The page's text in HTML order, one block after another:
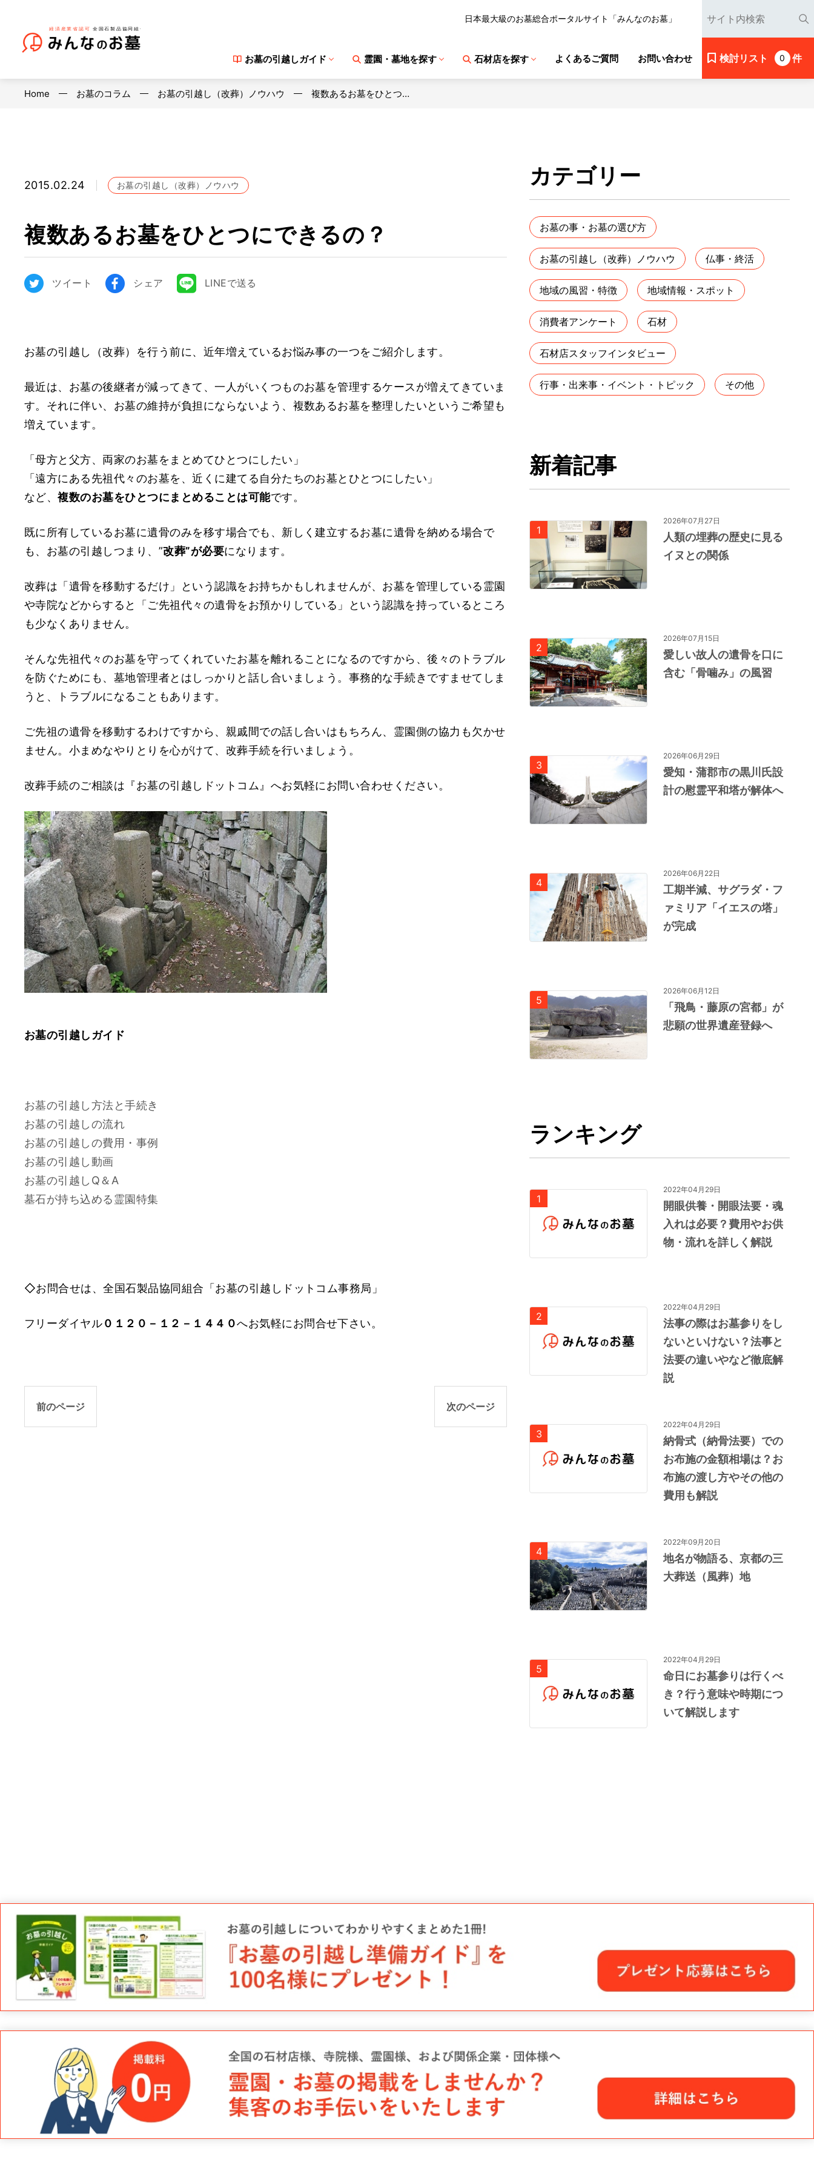
日本最大級のお墓総合ポータルサイト「みんなのお墓」
お墓の引越しガイド 霊園・墓地を探す 石材店を探す よくあるご質問 お問い合わせ 検討リスト 0 件
Home お墓のコラム お墓の引越し（改葬）ノウハウ 複数あるお墓をひとつ…
2015.02.24 お墓の引越し（改葬）ノウハウ
複数あるお墓をひとつにできるの？
ツイート シェア LINEで送る
お墓の引越し（改葬）を行う前に、近年増えているお悩み事の一つをご紹介します。
最近は、お墓の後継者が減ってきて、一人がいくつものお墓を管理するケースが増えてきていま
す。それに伴い、お墓の維持が負担にならないよう、複数あるお墓を整理したいというご希望も
増えています。
「母方と父方、両家のお墓をまとめてひとつにしたい」
「遠方にある先祖代々のお墓を、近くに建てる自分たちのお墓とひとつにしたい」
など、複数のお墓をひとつにまとめることは可能です。
既に所有しているお墓に遺骨のみを移す場合でも、新しく建立するお墓に遺骨を納める場合で
も、お墓の引越しつまり、”改葬”が必要になります。
改葬は「遺骨を移動するだけ」という認識をお持ちかもしれませんが、お墓を管理している霊園
や寺院などからすると「ご先祖代々の遺骨をお預かりしている」という認識を持っているところ
も少なくありません。
そんな先祖代々のお墓を守ってくれていたお墓を離れることになるのですから、後々のトラブル
を防ぐためにも、墓地管理者とはしっかりと話し合いましょう。事務的な手続きですませてしま
うと、トラブルになることもあります。
ご先祖の遺骨を移動するわけですから、親戚間での話し合いはもちろん、霊園側の協力も欠かせ
ません。小まめなやりとりを心がけて、改葬手続を行いましょう。
改葬手続のご相談は『お墓の引越しドットコム』へお気軽にお問い合わせください。
お墓の引越しガイド
お墓の引越し方法と手続き
お墓の引越しの流れ
お墓の引越しの費用・事例
お墓の引越し動画
お墓の引越しQ＆A
墓石が持ち込める霊園特集
◇お問合せは、全国石製品協同組合「お墓の引越しドットコム事務局」
フリーダイヤル０１２０－１２－１４４０へお気軽にお問合せ下さい。
前のページ 次のページ
カテゴリー
お墓の事・お墓の選び方
お墓の引越し（改葬）ノウハウ 仏事・終活
地域の風習・特徴 地域情報・スポット
消費者アンケート 石材
石材店スタッフインタビュー
行事・出来事・イベント・トピック その他
新着記事
2026年07月27日
人類の埋葬の歴史に見る
イヌとの関係
2026年07月15日
愛しい故人の遺骨を口に
含む「骨噛み」の風習
2026年06月29日
愛知・蒲郡市の黒川氏設
計の慰霊平和塔が解体へ
2026年06月22日
工期半減、サグラダ・フ
ァミリア「イエスの塔」
が完成
2026年06月12日
「飛鳥・藤原の宮都」が
悲願の世界遺産登録へ
ランキング
2022年04月29日
開眼供養・開眼法要・魂
入れは必要？費用やお供
物・流れを詳しく解説
2022年04月29日
法事の際はお墓参りをし
ないといけない？法事と
法要の違いやなど徹底解
説
2022年04月29日
納骨式（納骨法要）での
お布施の金額相場は？お
布施の渡し方やその他の
費用も解説
2022年09月20日
地名が物語る、京都の三
大葬送（風葬）地
2022年04月29日
命日にお墓参りは行くべ
き？行う意味や時期につ
いて解説します